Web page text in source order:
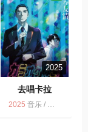
2025
去唱卡拉
2025 音乐 / 喜剧 / 多版 / 去唱卡拉OK吧！ / 动画